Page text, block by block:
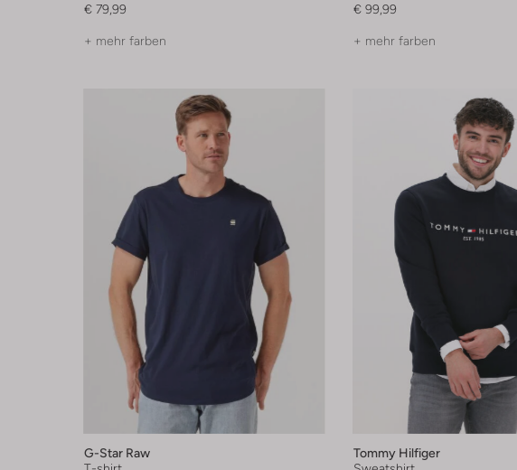
€ 79,99
+ mehr farben
€ 99,99
+ mehr farben
G-Star Raw
Tommy Hilfiger